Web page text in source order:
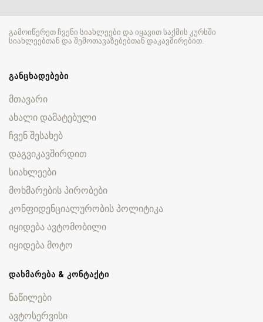
გამოიწერეთ ჩვენი სიახლეები და იყავით საქმის კურსში
სიახლეებთან და შემოთავაზებებთან დაკავშირებით.
ᲒᲐᲜᲪᲮᲐᲓᲔᲑᲔᲑᲘ
მთავარი
ახალი დამატებული
ჩვენ შესახებ
დაგვიკავშირდით
სიახლეები
მოხმარების პირობები
კონფიდენციალურობის პოლიტიკა
იყიდება ავტომობილი
იყიდება მოტო
ᲓᲐᲮᲛᲐᲠᲔᲑᲐ & ᲙᲝᲜᲢᲐᲥᲢᲘ
ნაწილები
ავტოსერვისი